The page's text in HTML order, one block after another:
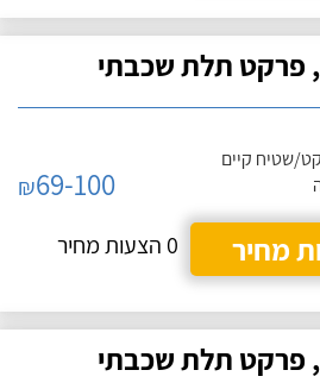
פרקט תלת שכבתי
שטיח קיים
₪69-100
מחיר
0 הצעות מחיר
פרקט תלת שכבתי